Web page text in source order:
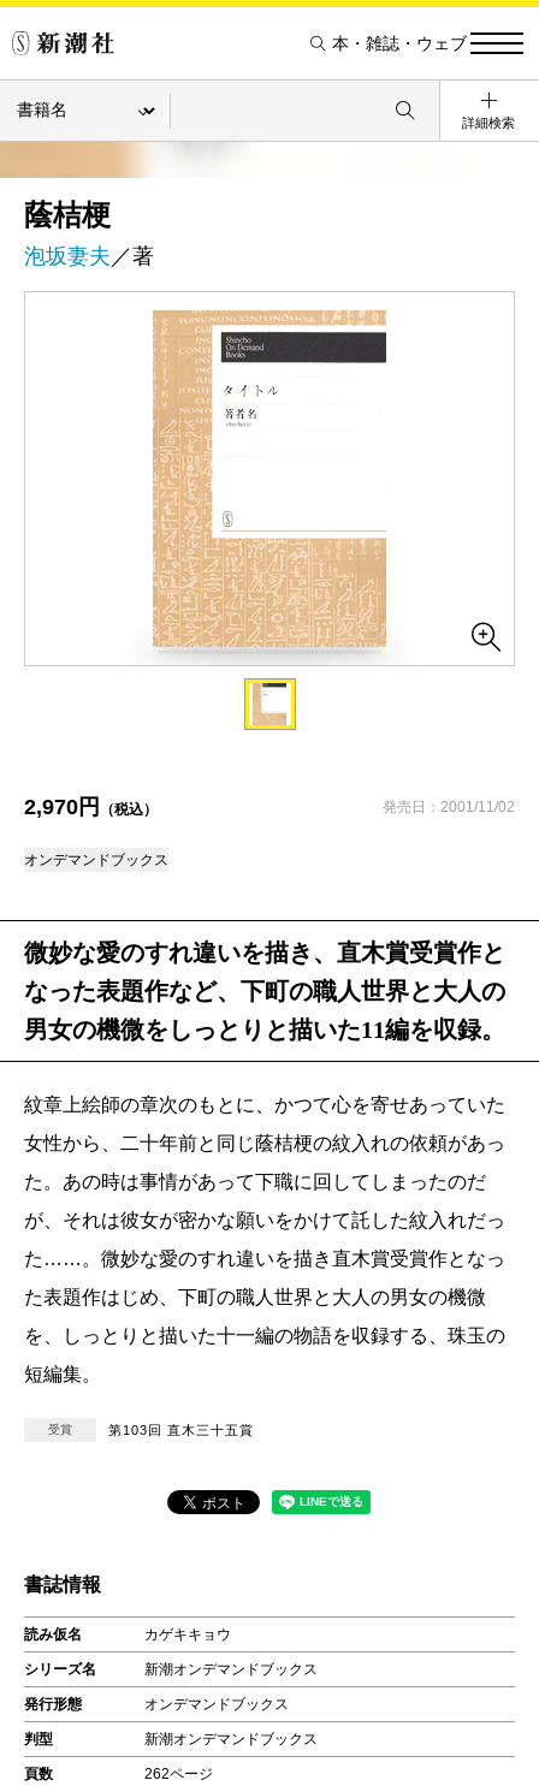
本・雑誌・ウェブ
詳細検索
蔭桔梗
泡坂妻夫 ／著
2,970円 （税込） 発売日：2001/11/02
オンデマンドブックス
微妙な愛のすれ違いを描き、直木賞受賞作と
なった表題作など、下町の職人世界と大人の
男女の機微をしっとりと描いた11編を収録。
紋章上絵師の章次のもとに、かつて心を寄せあっていた
女性から、二十年前と同じ蔭桔梗の紋入れの依頼があっ
た。あの時は事情があって下職に回してしまったのだ
が、それは彼女が密かな願いをかけて託した紋入れだっ
た……。微妙な愛のすれ違いを描き直木賞受賞作となっ
た表題作はじめ、下町の職人世界と大人の男女の機微
を、しっとりと描いた十一編の物語を収録する、珠玉の
短編集。
受賞 第103回 直木三十五賞
書誌情報
読み仮名 カゲキキョウ
シリーズ名 新潮オンデマンドブックス
発行形態 オンデマンドブックス
判型 新潮オンデマンドブックス
頁数 262ページ